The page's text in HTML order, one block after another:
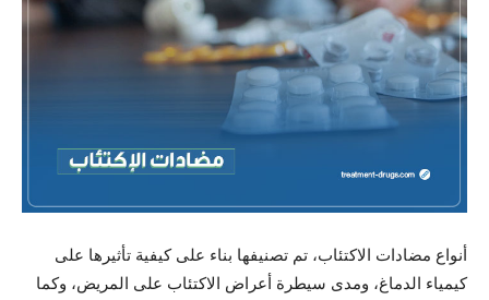
أنواع مضادات الاكتئاب، تم تصنيفها بناء على كيفية تأثيرها على
كيمياء الدماغ، ومدى سيطرة أعراض الاكتئاب على المريض، وكما